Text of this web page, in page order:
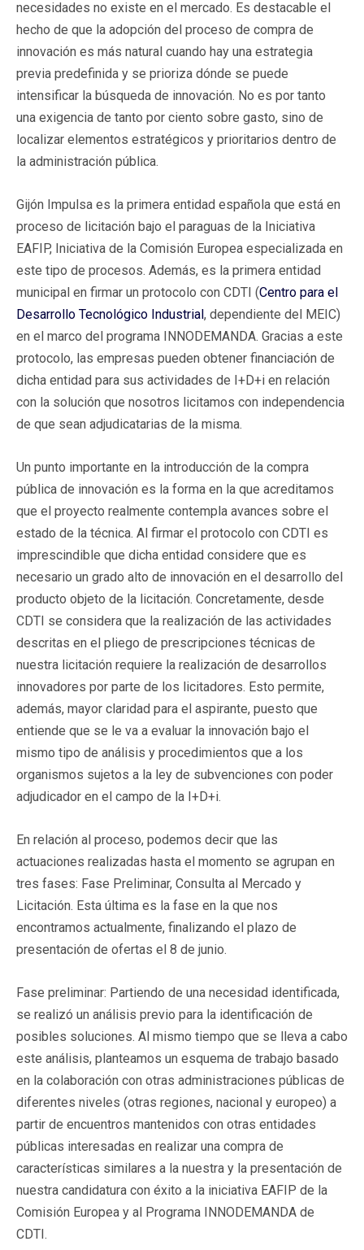
necesidades no existe en el mercado. Es destacable el
hecho de que la adopción del proceso de compra de
innovación es más natural cuando hay una estrategia
previa predefinida y se prioriza dónde se puede
intensificar la búsqueda de innovación. No es por tanto
una exigencia de tanto por ciento sobre gasto, sino de
localizar elementos estratégicos y prioritarios dentro de
la administración pública.
Gijón Impulsa es la primera entidad española que está en
proceso de licitación bajo el paraguas de la Iniciativa
EAFIP, Iniciativa de la Comisión Europea especializada en
este tipo de procesos. Además, es la primera entidad
municipal en firmar un protocolo con CDTI (Centro para el
Desarrollo Tecnológico Industrial, dependiente del MEIC)
en el marco del programa INNODEMANDA. Gracias a este
protocolo, las empresas pueden obtener financiación de
dicha entidad para sus actividades de I+D+i en relación
con la solución que nosotros licitamos con independencia
de que sean adjudicatarias de la misma.
Un punto importante en la introducción de la compra
pública de innovación es la forma en la que acreditamos
que el proyecto realmente contempla avances sobre el
estado de la técnica. Al firmar el protocolo con CDTI es
imprescindible que dicha entidad considere que es
necesario un grado alto de innovación en el desarrollo del
producto objeto de la licitación. Concretamente, desde
CDTI se considera que la realización de las actividades
descritas en el pliego de prescripciones técnicas de
nuestra licitación requiere la realización de desarrollos
innovadores por parte de los licitadores. Esto permite,
además, mayor claridad para el aspirante, puesto que
entiende que se le va a evaluar la innovación bajo el
mismo tipo de análisis y procedimientos que a los
organismos sujetos a la ley de subvenciones con poder
adjudicador en el campo de la I+D+i.
En relación al proceso, podemos decir que las
actuaciones realizadas hasta el momento se agrupan en
tres fases: Fase Preliminar, Consulta al Mercado y
Licitación. Esta última es la fase en la que nos
encontramos actualmente, finalizando el plazo de
presentación de ofertas el 8 de junio.
Fase preliminar: Partiendo de una necesidad identificada,
se realizó un análisis previo para la identificación de
posibles soluciones. Al mismo tiempo que se lleva a cabo
este análisis, planteamos un esquema de trabajo basado
en la colaboración con otras administraciones públicas de
diferentes niveles (otras regiones, nacional y europeo) a
partir de encuentros mantenidos con otras entidades
públicas interesadas en realizar una compra de
características similares a la nuestra y la presentación de
nuestra candidatura con éxito a la iniciativa EAFIP de la
Comisión Europea y al Programa INNODEMANDA de
CDTI.